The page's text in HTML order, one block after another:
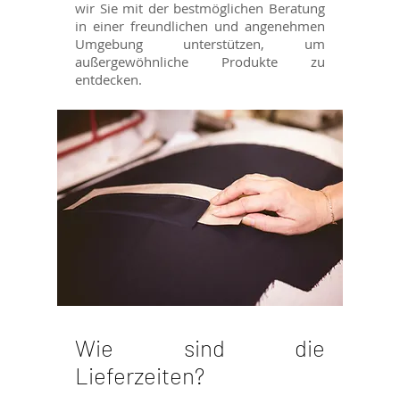
wir Sie mit der bestmöglichen Beratung
in einer freundlichen und angenehmen
Umgebung unterstützen, um
außergewöhnliche Produkte zu
entdecken.
Wie sind die
Lieferzeiten?